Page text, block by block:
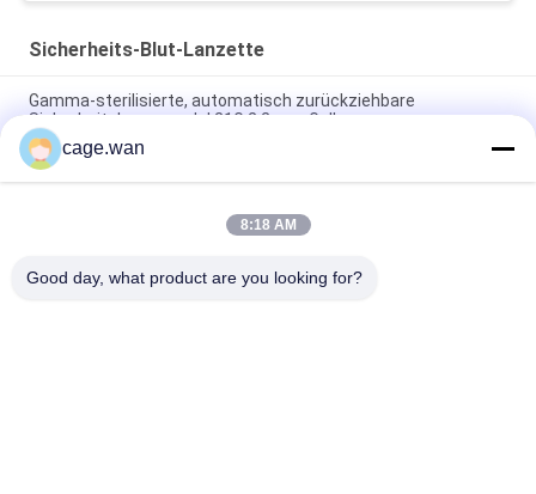
Sicherheits-Blut-Lanzette
Gamma-sterilisierte, automatisch zurückziehbare
Sicherheitslanzennadel 21G 2,2 mm Gelb
Tiefe der Druckknopf-Sicherheits-Lanzetten-21G der Nadel-
1.8mm für schnellen Test
Justierbare Nadel der Tiefen-Sicherheits-Lanzetten-28G mit
cage.wan
8:18 AM
Good day, what product are you looking for?